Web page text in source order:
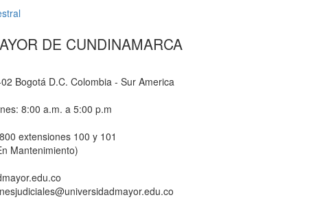
DE CUNDINAMARCA
Bogotá D.C. Colombia - Sur America
8:00 a.m. a 5:00 p.m
extensiones 100 y 101
Mantenimiento)